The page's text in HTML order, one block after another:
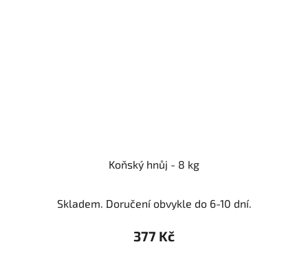
Koňský hnůj - 8 kg
Skladem. Doručení obvykle do 6-10 dní.
377 Kč